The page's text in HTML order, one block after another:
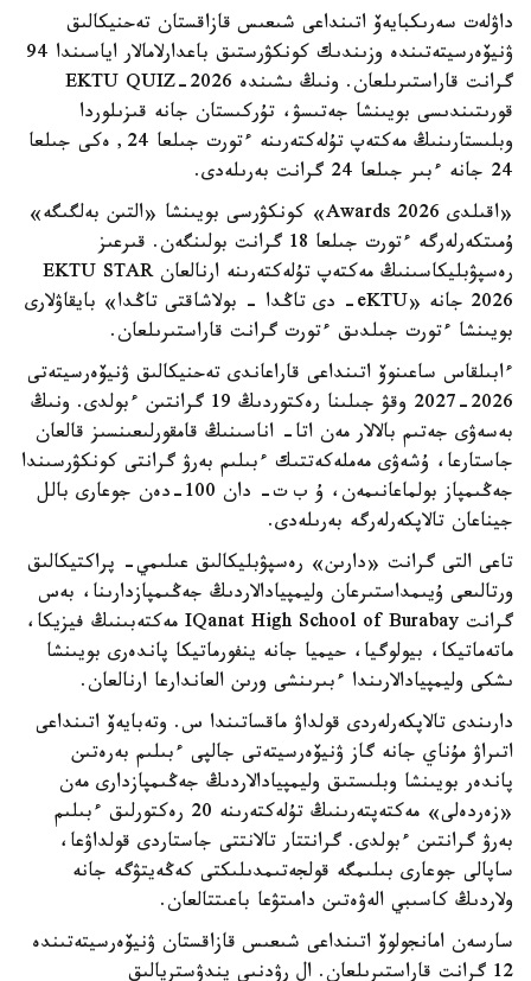
داۋلەت سەرىكبايەۆ اتىنداعى شىعىس قازاقستان تەحنيكالىق
ۋنيۆەرسيتەتىندە وزىندىك كونكۋرستىق باعدارلامالار اياسىندا 94
گرانت قاراستىرىلعان. ونىڭ ىشىندە EKTU QUIZ-2026
قورىتىندىسى بويىنشا جەتىسۋ، تۇركىستان جانە قىزىلوردا
وبلىستارىنىڭ مەكتەپ تۇلەكتەرىنە ءتورت جىلعا 24, ەكى جىلعا
24 جانە ءبىر جىلعا 24 گرانت بەرىلەدى.
«اقىلدى Awards 2026» كونكۋرسى بويىنشا «التىن بەلگىگە»
ۇمىتكەرلەرگە ءتورت جىلعا 18 گرانت بولىنگەن. قىرعىز
رەسپۋبليكاسىنىڭ مەكتەپ تۇلەكتەرىنە ارنالعان EKTU STAR
2026 جانە «eKTU- دى تاڭدا - بولاشاقتى تاڭدا» بايقاۋلارى
بويىنشا ءتورت جىلدىق ءتورت گرانت قاراستىرىلعان.
ءابىلقاس ساعىنوۆ اتىنداعى قاراعاندى تەحنيكالىق ۋنيۆەرسيتەتى
2026-2027 وقۋ جىلىنا رەكتوردىڭ 19 گرانتىن ءبولدى. ونىڭ
بەسەۋى جەتىم بالالار مەن اتا- اناسىنىڭ قامقورلىعىنسىز قالعان
جاستارعا، ۇشەۋى مەملەكەتتىك ءبىلىم بەرۋ گرانتى كونكۋرسىندا
جەڭىمپاز بولماعانىمەن، ۇ ب ت- دان 100-دەن جوعارى بالل
جيناعان تالاپكەرلەرگە بەرىلەدى.
تاعى التى گرانت «دارىن» رەسپۋبليكالىق عىلىمي- پراكتيكالىق
ورتالىعى ۇيىمداستىرعان وليمپيادالاردىڭ جەڭىمپازدارىنا، بەس
گرانت IQanat High School of Burabay مەكتەبىنىڭ فيزيكا،
ماتەماتيكا، بيولوگيا، حيميا جانە ينفورماتيكا پاندەرى بويىنشا
ىشكى وليمپيادالارىندا ءبىرىنشى ورىن العاندارعا ارنالعان.
دارىندى تالاپكەرلەردى قولداۋ ماقساتىندا س. وتەبايەۆ اتىنداعى
اتىراۋ مۇناي جانە گاز ۋنيۆەرسيتەتى جالپى ءبىلىم بەرەتىن
پاندەر بويىنشا وبلىستىق وليمپيادالاردىڭ جەڭىمپازدارى مەن
«زەردەلى» مەكتەپتەرىنىڭ تۇلەكتەرىنە 20 رەكتورلىق ءبىلىم
بەرۋ گرانتىن ءبولدى. گرانتتار تالانتتى جاستاردى قولداۋعا،
ساپالى جوعارى بىلىمگە قولجەتىمدىلىكتى كەڭەيتۋگە جانە
ولاردىڭ كاسىبي الەۋەتىن دامىتۋعا باعىتتالعان.
سارسەن امانجولوۆ اتىنداعى شىعىس قازاقستان ۋنيۆەرسيتەتىندە
12 گرانت قاراستىرىلعان. ال رۋدنىي يندۋستريالىق